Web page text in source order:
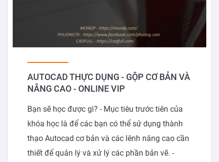
AUTOCAD THỰC DỤNG - GỘP CƠ BẢN VÀ
NÂNG CAO - ONLINE VIP
Bạn sẽ học được gì? - Mục tiêu trước tiên của
khóa học là để các bạn có thể sử dụng thành
thạo Autocad cơ bản và các lênh nâng cao cần
thiết để quản lý và xử lý các phần bản vẽ. -